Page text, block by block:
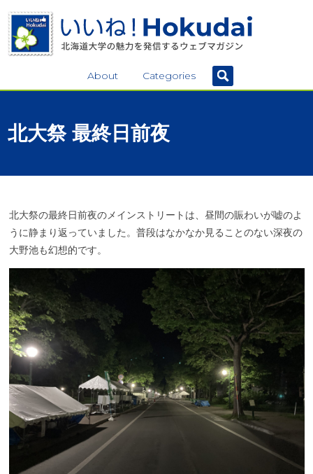
About Categories
北大祭 最終日前夜
北大祭の最終日前夜のメインストリートは、昼間の賑わいが嘘のよ
うに静まり返っていました。普段はなかなか見ることのない深夜の
大野池も幻想的です。